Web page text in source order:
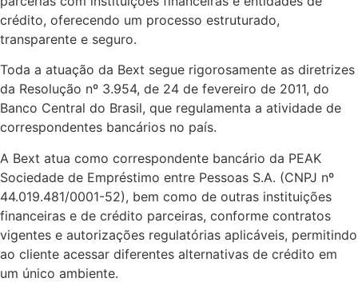
crédito, oferecendo um processo estruturado,
transparente e seguro.
Toda a atuação da Bext segue rigorosamente as diretrizes
da Resolução nº 3.954, de 24 de fevereiro de 2011, do
Banco Central do Brasil, que regulamenta a atividade de
correspondentes bancários no país.
A Bext atua como correspondente bancário da PEAK
Sociedade de Empréstimo entre Pessoas S.A. (CNPJ nº
44.019.481/0001-52), bem como de outras instituições
financeiras e de crédito parceiras, conforme contratos
vigentes e autorizações regulatórias aplicáveis, permitindo
ao cliente acessar diferentes alternativas de crédito em
um único ambiente.